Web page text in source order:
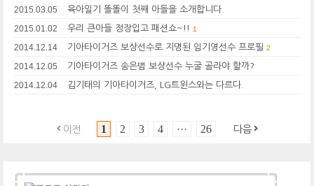
2015.03.05 육아일기 똘똘이 첫째 아들을 소개합니다.
2015.01.02 우리 큰아들 정장입고 패션쇼~!! 1
2014.12.14 기아타이거즈 보상선수로 지명된 임기영선수 프로필 2
2014.12.05 기아타이거즈 송은범 보상선수 누굴 골라야 할까?
2014.12.04 김기태의 기아타이거즈, LG트윈스와는 다르다.
이전 1 2 3 4 ··· 26 다음